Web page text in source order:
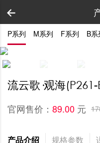
P系列 M系列 F系列 B系
流云歌·观海
官网售价： 89.00 元
产品介绍 规格参数